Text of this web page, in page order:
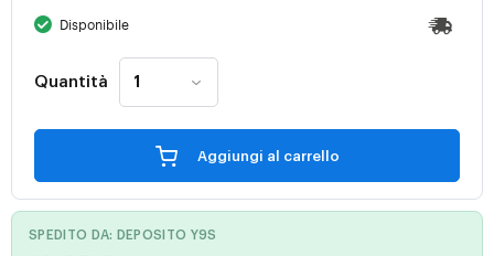
Disponibile
Quantità
Aggiungi al carrello
SPEDITO DA: DEPOSITO Y9S